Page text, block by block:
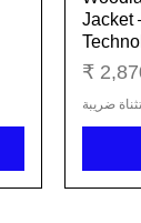
Jacket
ضريبة